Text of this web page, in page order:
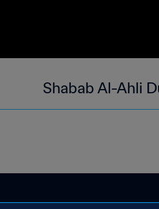
Shabab Al-Ahli